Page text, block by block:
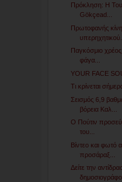
Πρόκληση: Η
Gökçead...
Πρωτοφανής
υπερηχητικού...
Παγκόσμιο
φάγα...
YOUR FACE
Τι κρίνεται
Σεισμός 6,9
βόρεια Καλ...
Ο Πούτιν
του...
Βίντεο και φωτό
προσάραξ...
Δείτε την